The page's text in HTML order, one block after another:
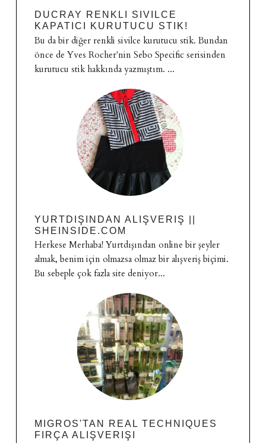
DUCRAY RENKLI SIVILCE
KAPATICI KURUTUCU STIK!
Bu da bir diğer renkli sivilce kurutucu stik. Bundan
önce de Yves Rocher'nin Sebo Specific serisinden
kurutucu stik hakkında yazmıştım. ...
YURTDIŞINDAN ALIŞVERIŞ ||
SHEINSIDE.COM
Herkese Merhaba! Yurtdışından online bir şeyler
almak, benim için olmazsa olmaz bir alışveriş biçimi.
Bu sebeple çok fazla site deniyor...
MIGROS'TAN REAL TECHNIQUES
FIRÇA ALIŞVERIŞI